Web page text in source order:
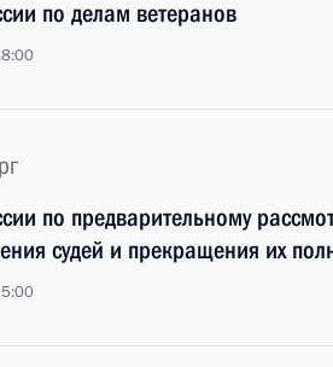
по делам ветеранов
по предварительному
судей и прекращения их